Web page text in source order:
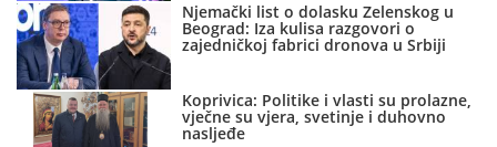
Njemački list o dolasku Zelenskog u
Beograd: Iza kulisa razgovori o
zajedničkoj fabrici dronova u Srbiji
Koprivica: Politike i vlasti su prolazne,
vječne su vjera, svetinje i duhovno
nasljeđe